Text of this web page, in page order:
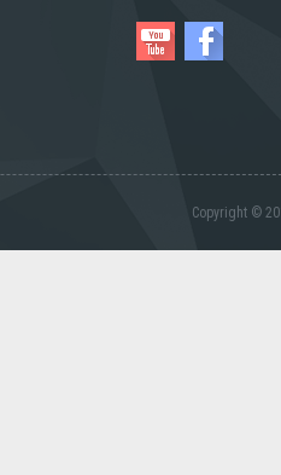
Copyright ©